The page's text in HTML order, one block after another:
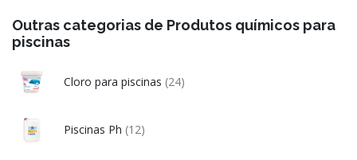
Outras categorias de Produtos químicos para
piscinas
Cloro para piscinas (24)
Piscinas Ph (12)